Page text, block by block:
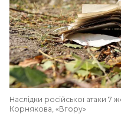
Наслідки російської атаки
Корнякова, «Вгору»